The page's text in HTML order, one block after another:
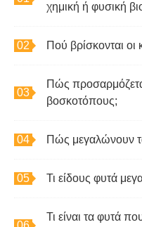
χημική ή φυσική
Πού βρίσκονται
Πώς
βοσκοτόπους;
Πώς μεγαλώνουν
Τι είδους φυτά
Τι είναι τα φυτά